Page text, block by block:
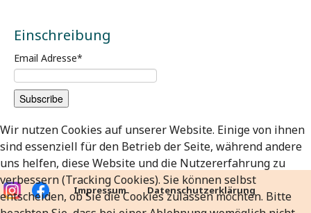
Einschreibung
Email Adresse*
Impressum Datenschutzerklärung
Wir nutzen Cookies auf unserer Website. Einige von ihnen
sind essenziell für den Betrieb der Seite, während andere
uns helfen, diese Website und die Nutzererfahrung zu
verbessern (Tracking Cookies). Sie können selbst
entscheiden, ob Sie die Cookies zulassen möchten. Bitte